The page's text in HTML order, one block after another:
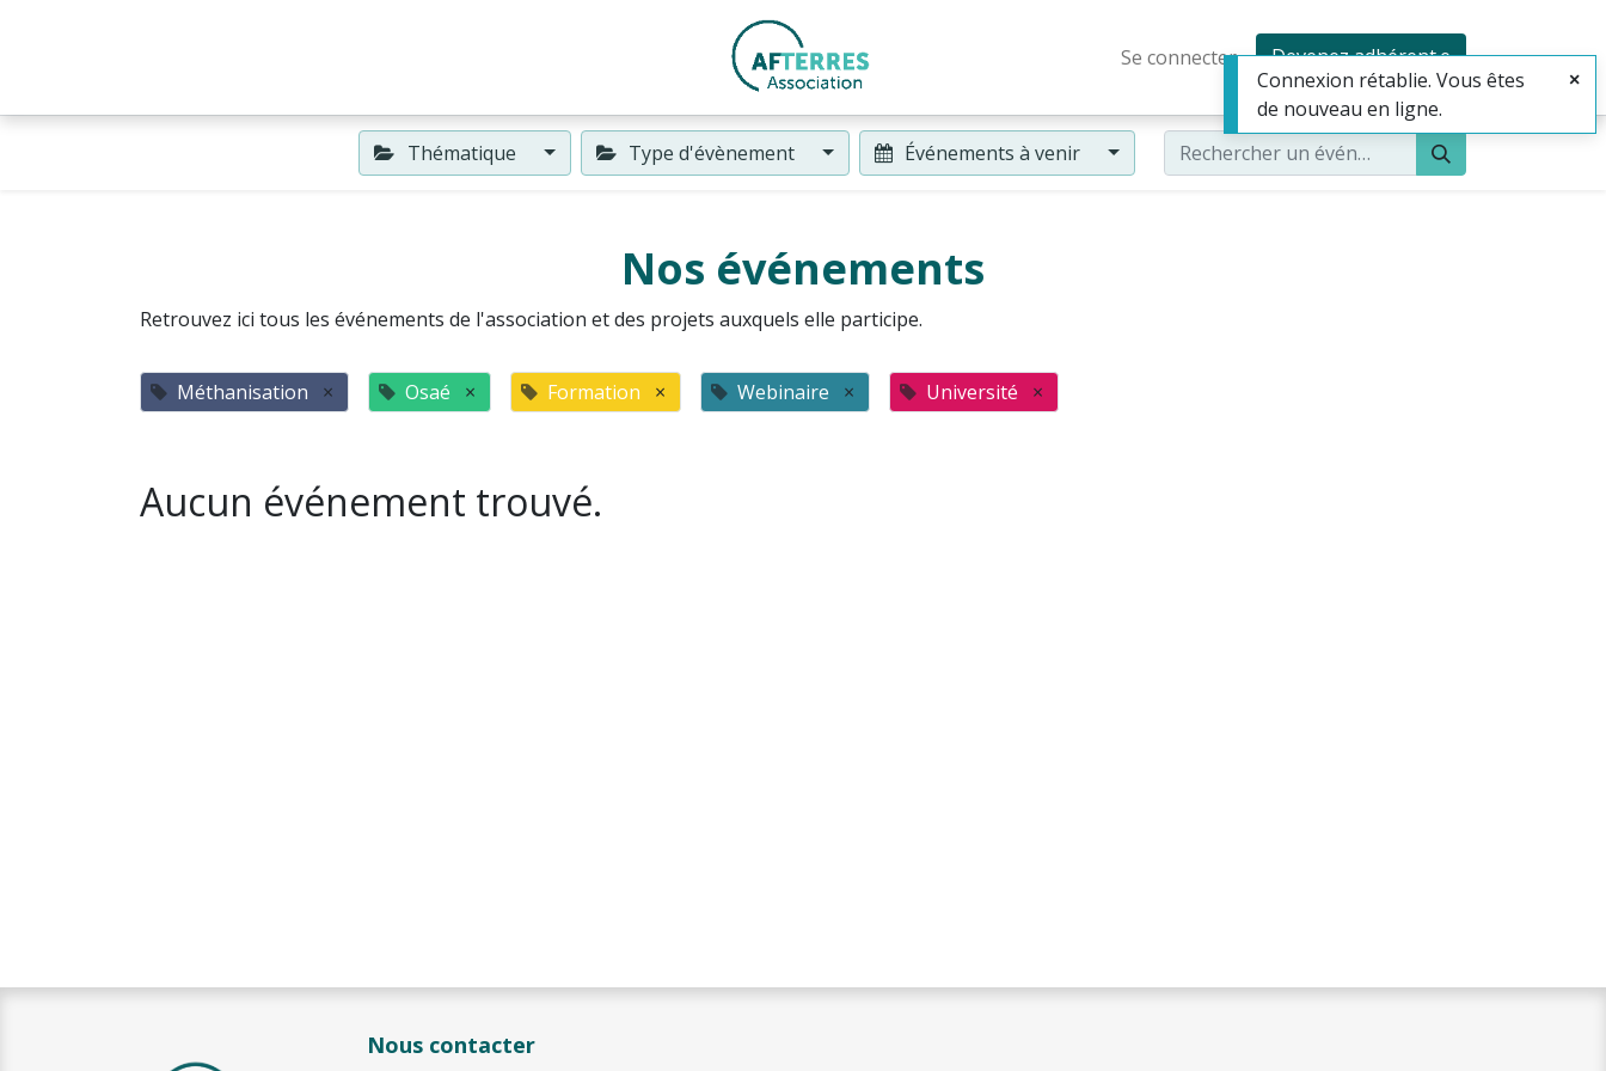
Se connecter Devenez adhérent·e
Thématique Type d'évènement Événements à venir
Nos événements
Retrouvez ici tous les événements de l'association et des projets auxquels elle participe.
Méthanisation × Osaé × Formation × Webinaire × Université ×
Aucun événement trouvé.
Nous contacter
Connexion rétablie. Vous êtes
de nouveau en ligne.